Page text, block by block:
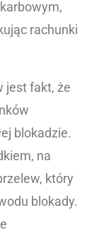
rachunki
jest fakt, że
blokadzie.
na
który
blokady.